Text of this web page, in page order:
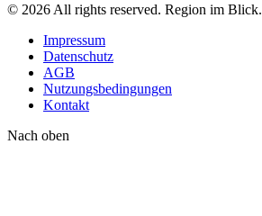
© 2026 All rights reserved. Region im Blick.
Impressum
Datenschutz
AGB
Nutzungsbedingungen
Kontakt
Nach oben